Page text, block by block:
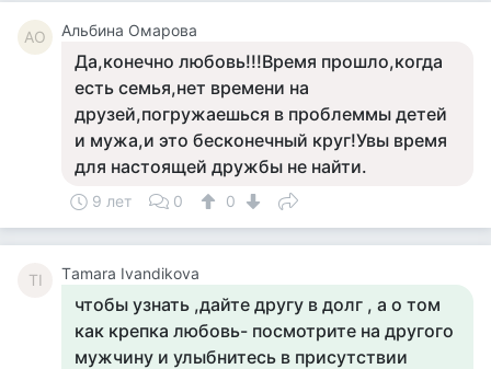
АО Альбина Омарова
Да,конечно любовь!!!Время прошло,когда
есть семья,нет времени на
друзей,погружаешься в проблеммы детей
и мужа,и это бесконечный круг!Увы время
для настоящей дружбы не найти.
9 лет 0 0
ТI Тamara Ivandikova
чтобы узнать ,дайте другу в долг , а о том
как крепка любовь- посмотрите на другого
мужчину и улыбнитесь в присутствии